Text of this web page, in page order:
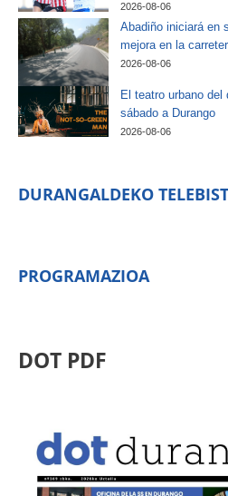
2026-08-06
Abadiño iniciará en
mejora en la
2026-08-06
El teatro urbano del
sábado a Durango
2026-08-06
DURANGALDEKO
PROGRAMAZIOA
DOT PDF